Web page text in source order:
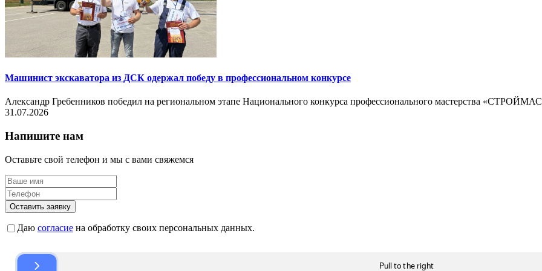
Машинист экскаватора из ДСК одержал победу в профессиональном конкурсе
Александр Гребенников победил на региональном этапе Национального конкурса профессионального мастерства
31.07.2026
Напишите нам
Оставьте свой телефон и мы с вами свяжемся
Оставить заявку
Даю согласие на обработку своих персональных данных.